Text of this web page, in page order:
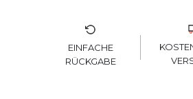
EINFACHE
RÜCKGABE